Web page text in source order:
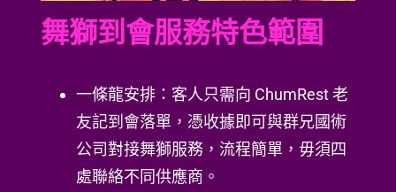
舞獅到會服務特色範圍
一條龍安排：客人只需向 ChumRest 老
友記到會落單，憑收據即可與群兄國術
公司對接舞獅服務，流程簡單，毋須四
處聯絡不同供應商。